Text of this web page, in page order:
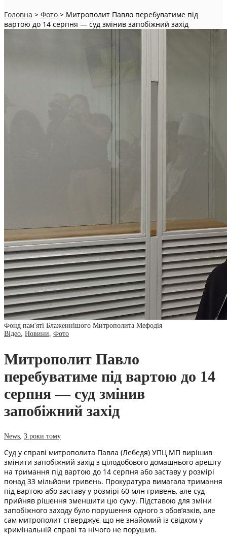
Головна > Фото > Митрополит Павло перебуватиме під
вартою до 14 серпня — суд змінив запобіжний захід
Фонд пам'яті Блаженнішого Митрополита Мефодія
Відео Новини Фото
Митрополит Павло
перебуватиме під вартою до 14
серпня — суд змінив
запобіжний захід
News 3 роки тому
Суд у справі митрополита Павла (Лебедя) УПЦ МП вирішив
змінити запобіжний захід з цілодобового домашнього арешту
на тримання під вартою до 14 серпня або заставу у розмірі
понад 33 мільйони гривень. Прокуратура вимагала тримання
під вартою або заставу у розмірі 60 млн гривень, але суд
прийняв рішення зменшити цю суму. Підставою для зміни
запобіжного заходу було порушення одного з обов’язків, але
сам митрополит стверджує, що не знайомий із свідком у
кримінальній справі та нічого не порушив.